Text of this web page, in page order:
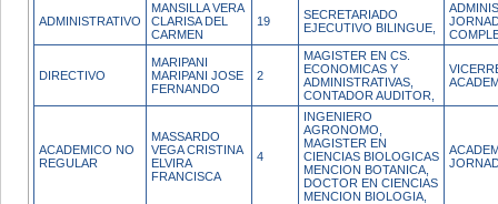
ADMINISTRATIVO
MANSILLA VERA
CLARISA DEL
CARMEN
19
SECRETARIADO
EJECUTIVO BILINGUE,
DIRECTIVO
MARIPANI
MARIPANI JOSE
FERNANDO
2
MAGISTER EN CS.
ECONOMICAS Y
ADMINISTRATIVAS,
CONTADOR AUDITOR,
ACADEMICO NO
REGULAR
MASSARDO
VEGA CRISTINA
ELVIRA
FRANCISCA
4
INGENIERO
AGRONOMO,
MAGISTER EN
CIENCIAS BIOLOGICAS
MENCION BOTANICA,
DOCTOR EN CIENCIAS
MENCION BIOLOGIA,